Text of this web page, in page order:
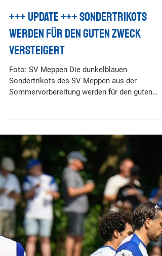
29. Juli
+++ update +++ Sondertrikots
werden für den guten Zweck
versteigert
Foto: SV Meppen Die dunkelblauen
Sondertrikots des SV Meppen aus der
Sommervorbereitung werden für den guten
Zweck versteigert. Fans und Unterstützer
ab sofort die Möglichkeit, sich eines der
getragenen Herren-Trikots (inklusive
Unterschrift) zu sichern und gleichzeitig die
wichtige Arbeit der DKMS sowie des Leukin